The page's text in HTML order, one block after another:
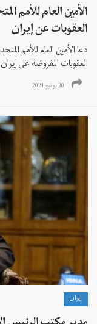
الأمين العام للأمم
العقوبات عن إيران
دعا الأمين العام للأمم
العقوبات المفروضة على
30 يونيو 2021
إيران